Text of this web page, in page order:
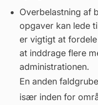
Overbelastning af
opgaver kan lede
er vigtigt at
at inddrage flere
administrationen.
En anden
især inden for